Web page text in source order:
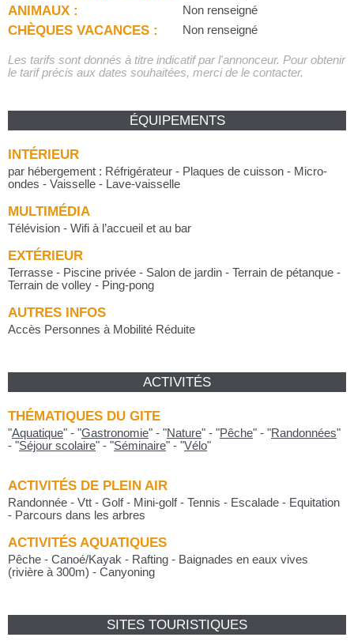
ANIMAUX : Non renseigné
CHÈQUES VACANCES : Non renseigné
Les tarifs sont donnés à titre indicatif par l'annonceur. Pour obtenir
le tarif précis aux dates souhaitées, merci de le contacter.
ÉQUIPEMENTS
INTÉRIEUR
par hébergement : Réfrigérateur - Plaques de cuisson - Micro-
ondes - Vaisselle - Lave-vaisselle
MULTIMÉDIA
Télévision - Wifi à l’accueil et au bar
EXTÉRIEUR
Terrasse - Piscine privée - Salon de jardin - Terrain de pétanque -
Terrain de volley - Ping-pong
AUTRES INFOS
Accès Personnes à Mobilité Réduite
ACTIVITÉS
THÉMATIQUES DU GITE
"Aquatique" - "Gastronomie" - "Nature" - "Pêche" - "Randonnées"
- "Séjour scolaire" - "Séminaire" - "Vélo"
ACTIVITÉS DE PLEIN AIR
Randonnée - Vtt - Golf - Mini-golf - Tennis - Escalade - Equitation
- Parcours dans les arbres
ACTIVITÉS AQUATIQUES
Pêche - Canoé/Kayak - Rafting - Baignades en eaux vives
(rivière à 300m) - Canyoning
SITES TOURISTIQUES